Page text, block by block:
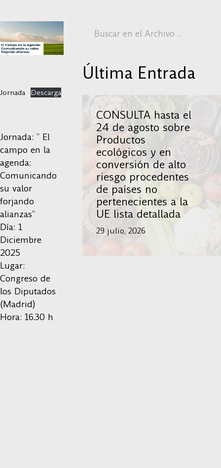
Jornada Descarga
Jornada: “ El
campo en la
agenda:
Comunicando
su valor
forjando
alianzas”
Día: 1
Diciembre
2025
Lugar:
Congreso de
los Diputados
(Madrid)
Hora: 16.30 h
Última Entrada
CONSULTA hasta el
24 de agosto sobre
Productos
ecológicos y en
conversión de alto
riesgo procedentes
de países no
pertenecientes a la
UE lista detallada
29 julio, 2026